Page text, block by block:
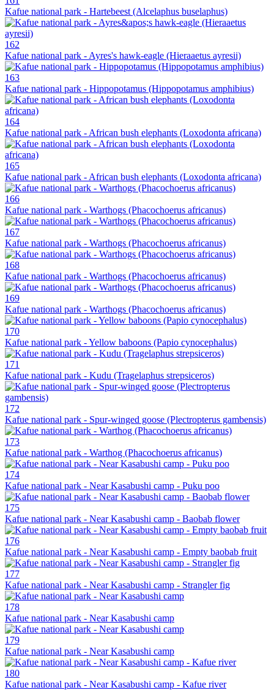
Kafue national park - Hartebeest (Alcelaphus buselaphus)
162
Kafue national park - Ayres's hawk-eagle (Hieraaetus ayresii)
163
Kafue national park - Hippopotamus (Hippopotamus amphibius)
164
Kafue national park - African bush elephants (Loxodonta africana)
165
Kafue national park - African bush elephants (Loxodonta africana)
166
Kafue national park - Warthogs (Phacochoerus africanus)
167
Kafue national park - Warthogs (Phacochoerus africanus)
168
Kafue national park - Warthogs (Phacochoerus africanus)
169
Kafue national park - Warthogs (Phacochoerus africanus)
170
Kafue national park - Yellow baboons (Papio cynocephalus)
171
Kafue national park - Kudu (Tragelaphus strepsiceros)
172
Kafue national park - Spur-winged goose (Plectropterus gambensis)
173
Kafue national park - Warthog (Phacochoerus africanus)
174
Kafue national park - Near Kasabushi camp - Puku poo
175
Kafue national park - Near Kasabushi camp - Baobab flower
176
Kafue national park - Near Kasabushi camp - Empty baobab fruit
177
Kafue national park - Near Kasabushi camp - Strangler fig
178
Kafue national park - Near Kasabushi camp
179
Kafue national park - Near Kasabushi camp
180
Kafue national park - Near Kasabushi camp - Kafue river